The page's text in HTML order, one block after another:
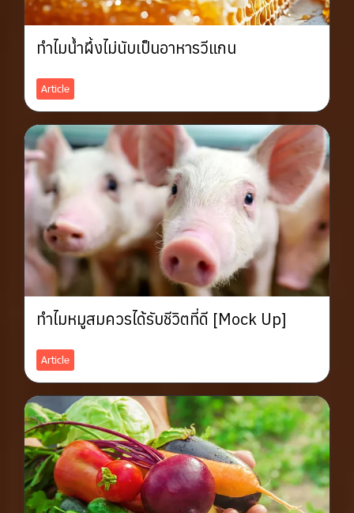
ทำไมน้ำผึ้งไม่นับเป็นอาหารวีแกน
Article
ทำไมหมูสมควรได้รับชีวิตที่ดี [Mock Up]
Article